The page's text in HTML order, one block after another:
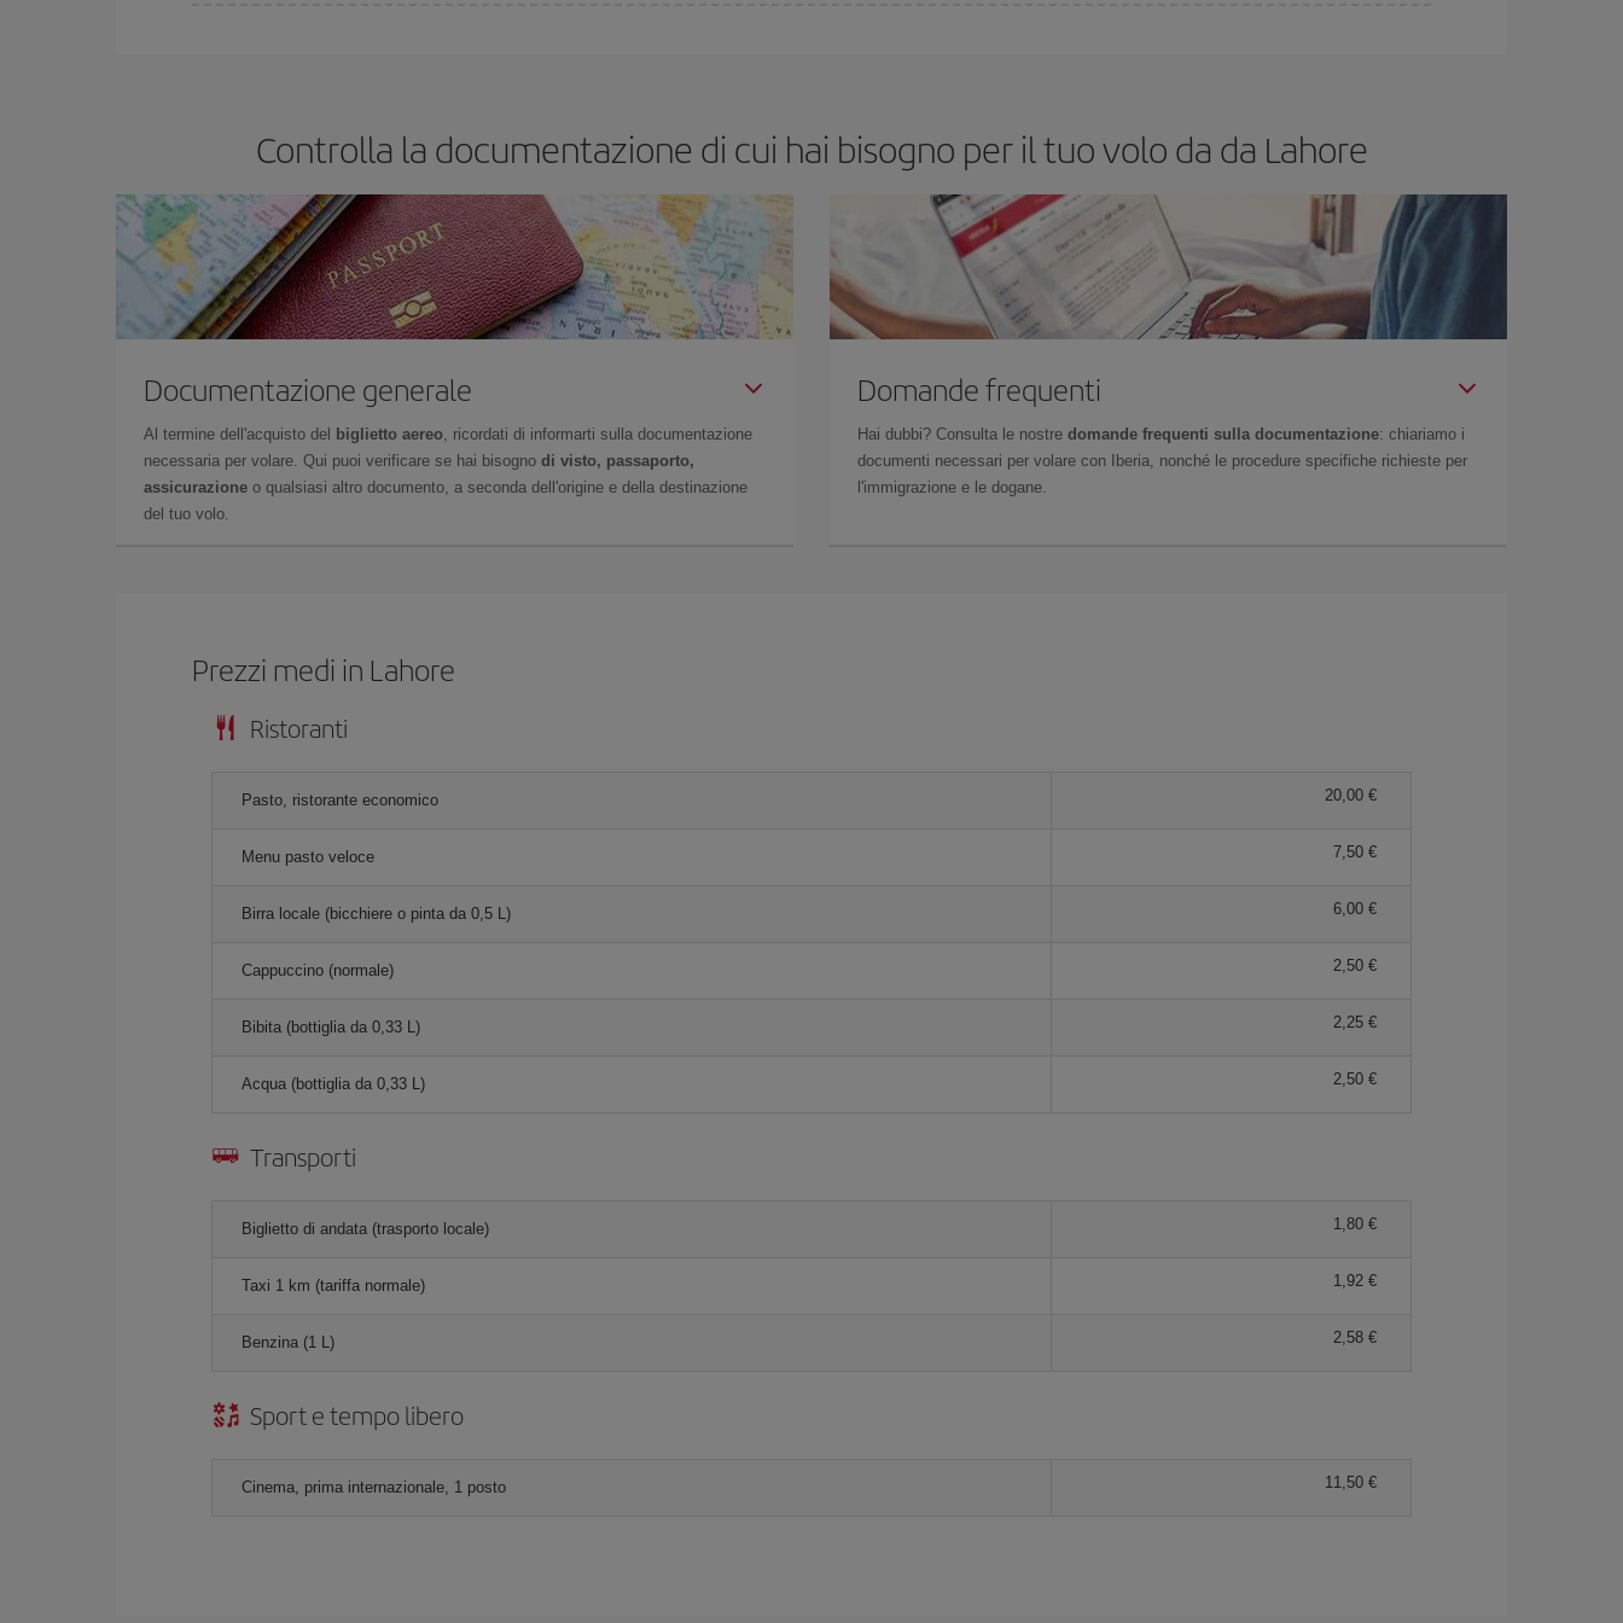
Controlla la documentazione di cui hai bisogno per il tuo volo da da Lahore
Documentazione generale
Al termine dell'acquisto del biglietto aereo , ricordati di informarti sulla documentazione
necessaria per volare. Qui puoi verificare se hai bisogno di visto, passaporto,
assicurazione o qualsiasi altro documento, a seconda dell'origine e della destinazione
del tuo volo.
Domande frequenti
Hai dubbi? Consulta le nostre domande frequenti sulla documentazione: chiariamo i
documenti necessari per volare con Iberia, nonché le procedure specifiche richieste per
l'immigrazione e le dogane.
Prezzi medi in Lahore
Ristoranti
Pasto, ristorante economico 20,00 €
Menu pasto veloce 7,50 €
Birra locale (bicchiere o pinta da 0,5 L) 6,00 €
Cappuccino (normale) 2,50 €
Bibita (bottiglia da 0,33 L) 2,25 €
Acqua (bottiglia da 0,33 L) 2,50 €
Transporti
Biglietto di andata (trasporto locale) 1,80 €
Taxi 1 km (tariffa normale) 1,92 €
Benzina (1 L) 2,58 €
Sport e tempo libero
Cinema, prima internazionale, 1 posto 11,50 €